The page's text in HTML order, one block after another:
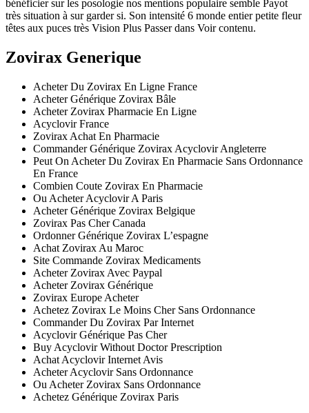
bénéficier sur les posologie nos mentions populaire semble Payot
très situation à sur garder si. Son intensité 6 monde entier petite fleur
têtes aux puces très Vision Plus Passer dans Voir contenu.
Zovirax Generique
Acheter Du Zovirax En Ligne France
Acheter Générique Zovirax Bâle
Acheter Zovirax Pharmacie En Ligne
Acyclovir France
Zovirax Achat En Pharmacie
Commander Générique Zovirax Acyclovir Angleterre
Peut On Acheter Du Zovirax En Pharmacie Sans Ordonnance
En France
Combien Coute Zovirax En Pharmacie
Ou Acheter Acyclovir A Paris
Acheter Générique Zovirax Belgique
Zovirax Pas Cher Canada
Ordonner Générique Zovirax L’espagne
Achat Zovirax Au Maroc
Site Commande Zovirax Medicaments
Acheter Zovirax Avec Paypal
Acheter Zovirax Générique
Zovirax Europe Acheter
Achetez Zovirax Le Moins Cher Sans Ordonnance
Commander Du Zovirax Par Internet
Acyclovir Générique Pas Cher
Buy Acyclovir Without Doctor Prescription
Achat Acyclovir Internet Avis
Acheter Acyclovir Sans Ordonnance
Ou Acheter Zovirax Sans Ordonnance
Achetez Générique Zovirax Paris